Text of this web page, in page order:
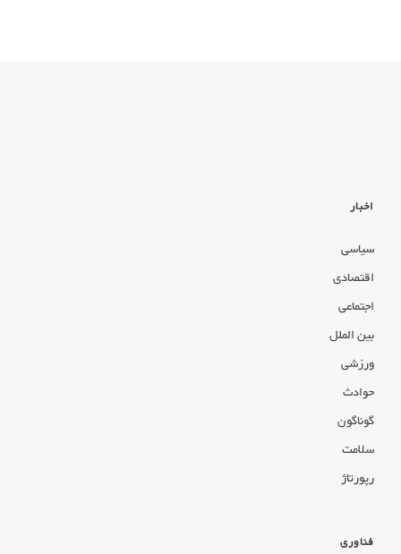
اخبار
سیاسی
اقتصادی
اجتماعی
بین الملل
ورزشی
حوادث
گوناگون
سلامت
رپورتاژ
فناوری